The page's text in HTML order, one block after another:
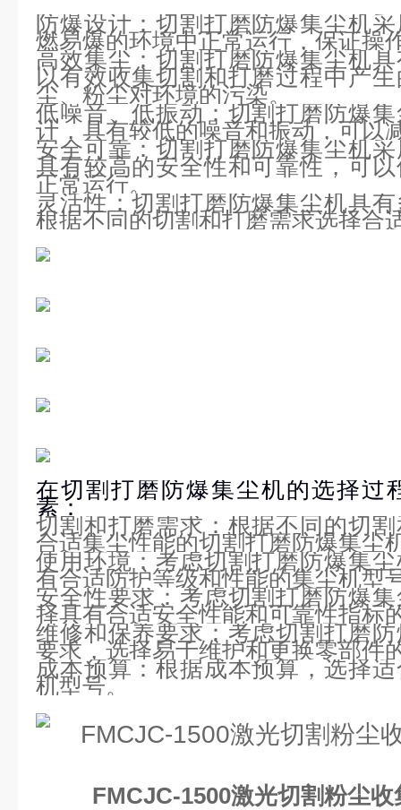
防爆设计：切割打磨防爆集尘机
燃易爆的环境中正常运行，保证操
高效集尘：切割打磨防爆集尘机
以有效收集切割和打磨过程中产
尘、粉尘对环境的污染。
低噪音、低振动：切割打磨防爆
计，具有较低的噪音和振动，可以
安全可靠：切割打磨防爆集尘机
具有较高的安全性和可靠性，可
正常运行。
灵活性：切割打磨防爆集尘机具
根据不同的切割和打磨需求选择合
在切割打磨防爆集尘机的选择过
素：
切割和打磨需求：根据不同的切
合适集尘性能的切割打磨防爆集尘
使用环境：考虑切割打磨防爆集
有合适防护等级和性能的集尘机型
安全性要求：考虑切割打磨防爆
择具有合适安全性能和可靠性指标
维修和保养要求：考虑切割打磨
要求，选择易于维护和更换零部件
成本预算：根据成本预算，选择
机型号。
FMCJC-1500激光切割粉尘